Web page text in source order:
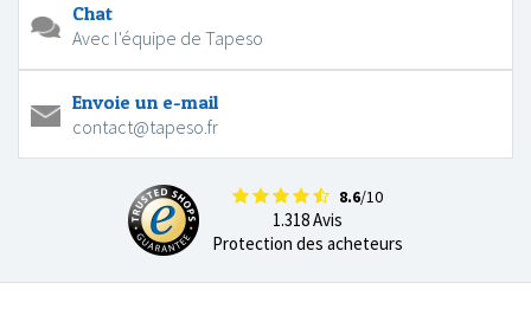
Chat
Avec l'équipe de Tapeso
Envoie un e-mail
contact@tapeso.fr
8.6/10
1.318 Avis
Protection des acheteurs